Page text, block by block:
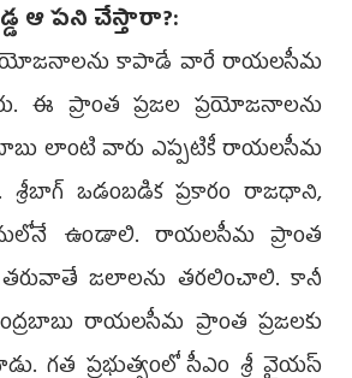
ఆ పని చేస్తారా?:
కాపాడే వారే రాయలసీమ
ఈ ప్రాంత ప్రజల ప్రయోజనాలను
లాంటి వారు ఎప్పటికీ రాయలసీమ
శ్రీబాగ్‌ ఒడంబడిక ప్రకారం రాజధాని,
ఉండాలి. రాయలసీమ ప్రాంత
జలాలను తరలించాలి. కానీ
రాయలసీమ ప్రాంత ప్రజలకు
గత ప్రభుత్వంలో సీఎం శ్రీ వైయస్‌